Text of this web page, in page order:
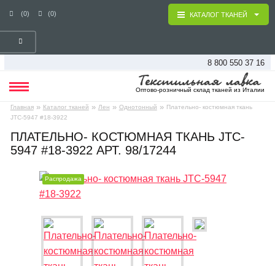
(0) (0)
8 800 550 37 16
Оптово-розничный склад тканей из Италии
Главная » Каталог тканей » Лен » Однотонный » Плательно- костюмная ткань
JTC-5947 #18-3922
КАТАЛОГ ТКАНЕЙ
ПЛАТЕЛЬНО- КОСТЮМНАЯ ТКАНЬ JTC-
5947 #18-3922 АРТ. 98/17244
Распродажа